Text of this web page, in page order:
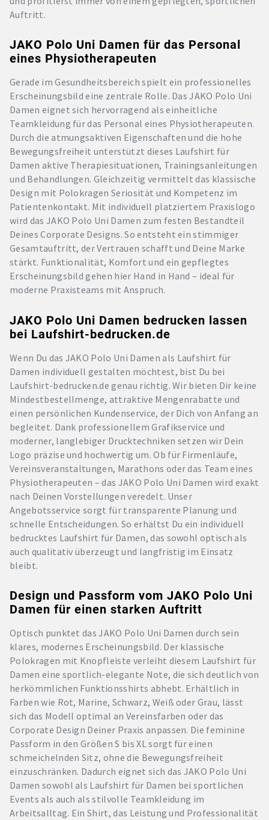
Auftritt.
JAKO Polo Uni Damen für das Personal
eines Physiotherapeuten
Gerade im Gesundheitsbereich spielt ein professionelles
Erscheinungsbild eine zentrale Rolle. Das JAKO Polo Uni
Damen eignet sich hervorragend als einheitliche
Teamkleidung für das Personal eines Physiotherapeuten.
Durch die atmungsaktiven Eigenschaften und die hohe
Bewegungsfreiheit unterstützt dieses Laufshirt für
Damen aktive Therapiesituationen, Trainingsanleitungen
und Behandlungen. Gleichzeitig vermittelt das klassische
Design mit Polokragen Seriosität und Kompetenz im
Patientenkontakt. Mit individuell platziertem Praxislogo
wird das JAKO Polo Uni Damen zum festen Bestandteil
Deines Corporate Designs. So entsteht ein stimmiger
Gesamtauftritt, der Vertrauen schafft und Deine Marke
stärkt. Funktionalität, Komfort und ein gepflegtes
Erscheinungsbild gehen hier Hand in Hand – ideal für
moderne Praxisteams mit Anspruch.
JAKO Polo Uni Damen bedrucken lassen
bei Laufshirt-bedrucken.de
Wenn Du das JAKO Polo Uni Damen als Laufshirt für
Damen individuell gestalten möchtest, bist Du bei
Laufshirt-bedrucken.de genau richtig. Wir bieten Dir keine
Mindestbestellmenge, attraktive Mengenrabatte und
einen persönlichen Kundenservice, der Dich von Anfang an
begleitet. Dank professionellem Grafikservice und
moderner, langlebiger Drucktechniken setzen wir Dein
Logo präzise und hochwertig um. Ob für Firmenläufe,
Vereinsveranstaltungen, Marathons oder das Team eines
Physiotherapeuten – das JAKO Polo Uni Damen wird exakt
nach Deinen Vorstellungen veredelt. Unser
Angebotsservice sorgt für transparente Planung und
schnelle Entscheidungen. So erhältst Du ein individuell
bedrucktes Laufshirt für Damen, das sowohl optisch als
auch qualitativ überzeugt und langfristig im Einsatz
bleibt.
Design und Passform vom JAKO Polo Uni
Damen für einen starken Auftritt
Optisch punktet das JAKO Polo Uni Damen durch sein
klares, modernes Erscheinungsbild. Der klassische
Polokragen mit Knopfleiste verleiht diesem Laufshirt für
Damen eine sportlich-elegante Note, die sich deutlich von
herkömmlichen Funktionsshirts abhebt. Erhältlich in
Farben wie Rot, Marine, Schwarz, Weiß oder Grau, lässt
sich das Modell optimal an Vereinsfarben oder das
Corporate Design Deiner Praxis anpassen. Die feminine
Passform in den Größen S bis XL sorgt für einen
schmeichelnden Sitz, ohne die Bewegungsfreiheit
einzuschränken. Dadurch eignet sich das JAKO Polo Uni
Damen sowohl als Laufshirt für Damen bei sportlichen
Events als auch als stilvolle Teamkleidung im
Arbeitsalltag. Ein Shirt, das Leistung und Professionalität